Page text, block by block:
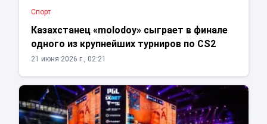
Спорт
Казахстанец «molodoy» сыграет в финале
одного из крупнейших турниров по CS2
21 июня 2026 г., 02:21